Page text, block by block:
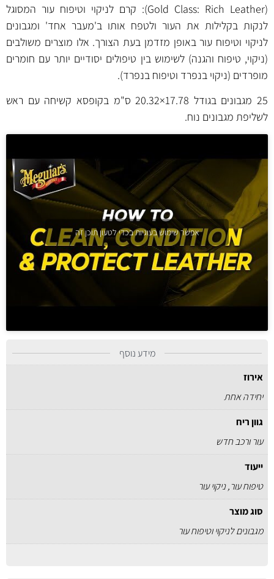
(Gold Class: Rich Leather):
קרם לניקוי וטיפוח עור המסוגל
לנקות בקלילות את העור ולטפח אותו ב'מעבר אחד' ומגבונים
לניקוי וטיפוח עורבאופן מזדמן בעת הצורך. אלו מוצרים משולבים
(ניקוי, טיפוח והגנה) לשימוש בין טיפולים יסודיים יותר עם חומרים
מופרדים (ניקוי בנפרד וטיפוח בנפרד).
25 מגבונים בגודל 17.78×20.32 ס"מ בקופסא קשיחה עם ראש
לשליפת מגבונים נוח.
אפשר שימוש בעוגיות בכדי לטעון תוכן זה
מידע נוסף
אירוז
יחידה אחת
גוון ריח
עור ורכב חדש
ייעוד
טיפוח עור, ניקוי עור
סוג מוצר
מגבונים לניקוי וטיפוח עור